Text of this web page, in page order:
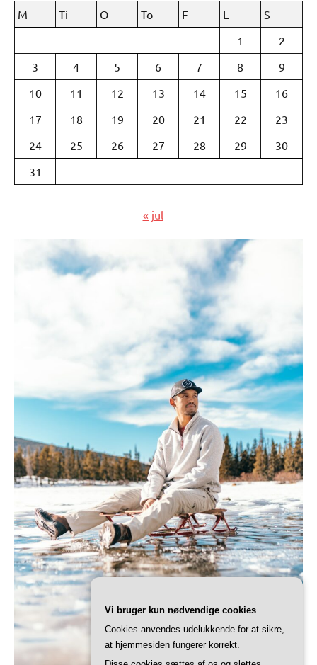
M
Ti O To F L
S
1
2
3
4 5 6 7 8
9
10
11 12 13 14 15
16
17
18 19 20 21 22
23
24
25 26 27 28 29
30
31
« jul
Vi bruger kun nødvendige cookies
Cookies anvendes udelukkende for at sikre,
at hjemmesiden fungerer korrekt.